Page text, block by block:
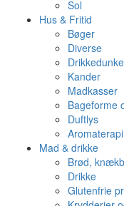
Sol
Hus & Fritid
Bøger
Diverse
Drikkedunke
Kander
Madkasser
Bageforme
Duftlys
Mad & drikke
Brød,
Drikke
Glutenfrie